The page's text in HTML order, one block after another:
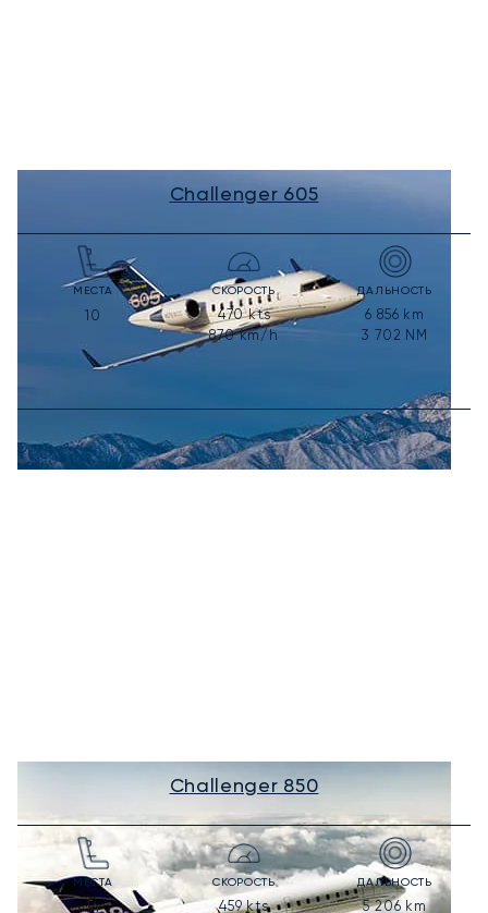
Challenger 605
МЕСТА
10
СКОРОСТЬ
470kts
870km/h
ДАЛЬНОСТЬ
6 856 km
3 702 NM
Challenger 850
МЕСТА
14
СКОРОСТЬ
459kts
ДАЛЬНОСТЬ
5 206 km